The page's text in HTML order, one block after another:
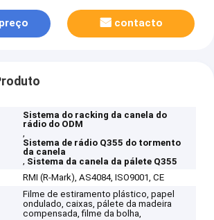
contacto
Sistema do racking da canela do
rádio do ODM
,
Sistema de rádio Q355 do tormento
da canela
, Sistema da canela da pálete Q355
RMI (R-Mark), AS4084, ISO9001, CE
Filme de estiramento plástico, papel
ondulado, caixas, pálete da madeira
compensada, filme da bolha,